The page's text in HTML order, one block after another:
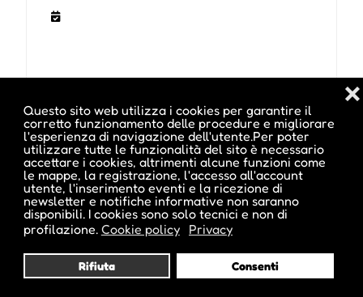
Questo sito web utilizza i cookies per garantire il
corretto funzionamento delle procedure e migliorare
l'esperienza di navigazione dell'utente.Per poter
utilizzare tutte le funzionalità del sito è necessario
accettare i cookies, altrimenti alcune funzioni come
le mappe, la registrazione, l'accesso all'account
utente, l'inserimento eventi e la ricezione di
newsletter e notifiche informative non saranno
disponibili. I cookies sono solo tecnici e non di
profilazione. Cookie policy Privacy
Rifiuta Consenti
❌
Pubblicato da :
parkhotellaurin